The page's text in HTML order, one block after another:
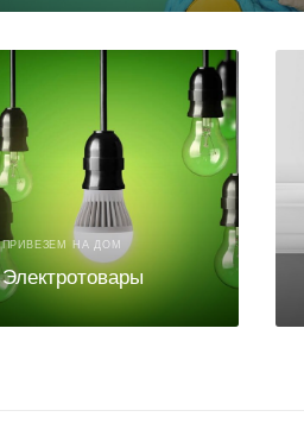
ПРИВЕЗЕМ НА ДОМ
Электротовары